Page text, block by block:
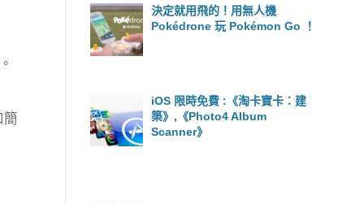
簡
決定就用飛的！用無人機
Pokédrone 玩 Pokémon Go ！
iOS 限時免費 :《淘卡寶卡：建
築》,《Photo4 Album
Scanner》